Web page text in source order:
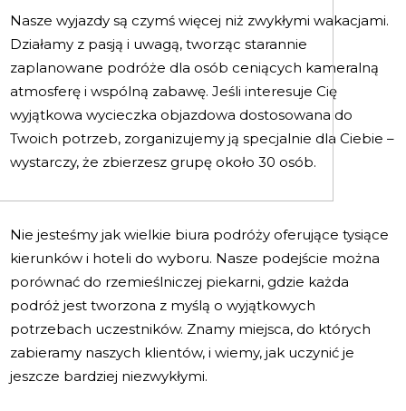
Nasze wyjazdy są czymś więcej niż zwykłymi wakacjami.
Działamy z pasją i uwagą, tworząc starannie
zaplanowane podróże dla osób ceniących kameralną
atmosferę i wspólną zabawę. Jeśli interesuje Cię
wyjątkowa wycieczka objazdowa dostosowana do
Twoich potrzeb, zorganizujemy ją specjalnie dla Ciebie –
wystarczy, że zbierzesz grupę około 30 osób.
Nie jesteśmy jak wielkie biura podróży oferujące tysiące
kierunków i hoteli do wyboru. Nasze podejście można
porównać do rzemieślniczej piekarni, gdzie każda
podróż jest tworzona z myślą o wyjątkowych
potrzebach uczestników. Znamy miejsca, do których
zabieramy naszych klientów, i wiemy, jak uczynić je
jeszcze bardziej niezwykłymi.